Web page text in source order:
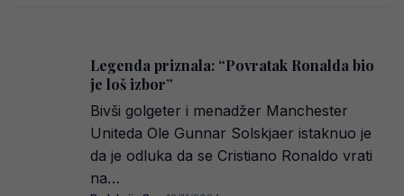
Legenda priznala: “Povratak Ronalda bio
je loš izbor”
Bivši golgeter i menadžer Manchester
Uniteda Ole Gunnar Solskjaer istaknuo je
da je odluka da se Cristiano Ronaldo vrati
na…